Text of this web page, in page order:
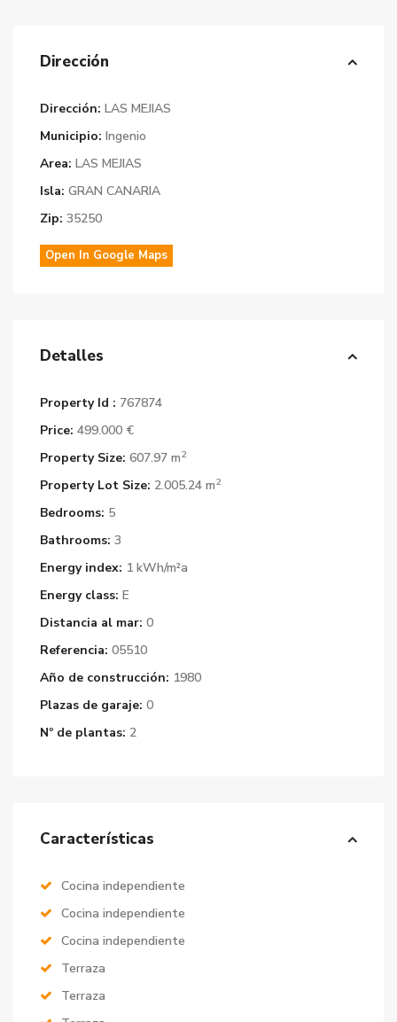
Dirección
Dirección: LAS MEJIAS
Municipio: Ingenio
Area: LAS MEJIAS
Isla: GRAN CANARIA
Zip: 35250
Open In Google Maps
Detalles
Property Id : 767874
Price: 499.000 €
Property Size: 607.97 m2
Property Lot Size: 2.005.24 m2
Bedrooms: 5
Bathrooms: 3
Energy index: 1 kWh/m²a
Energy class: E
Distancia al mar: 0
Referencia: 05510
Año de construcción: 1980
Plazas de garaje: 0
Nº de plantas: 2
Características
Cocina independiente
Cocina independiente
Cocina independiente
Terraza
Terraza